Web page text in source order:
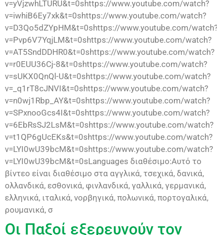
v=yVjzwhLTURU&t=0shttps://www.youtube.com/watch?
v=iwhiB6Ey7xk&t=0shttps://www.youtube.com/watch?
v=D3Qo5dZYpHM&t=0shttps://www.youtube.com/
v=Pvp6V7YqjLM&t=0shttps://www.youtube.com/watch?
v=AT5SndDDHR0&t=0shttps://www.youtube.com/watch?
v=r0EUU36Cj-8&t=0shttps://www.youtube.com/watch?
v=sUKX0QnQl-U&t=0shttps://www.youtube.com/watch?
v=_q1rT8cJNVI&t=0shttps://www.youtube.com/watch?
v=n0wj1Rbp_AY&t=0shttps://www.youtube.com/watch?
v=SPxnooGcs4I&t=0shttps://www.youtube.com/watch?
v=6EbRsSJ2LsM&t=0shttps://www.youtube.com/watch?
v=t1QP6gUcEKs&t=0shttps://www.youtube.com/watch?
v=LYI0wU39bcM&t=0shttps://www.youtube.com/watch?
v=LYI0wU39bcM&t=0sLanguages διαθέσιμο:Αυτό το
βίντεο είναι διαθέσιμο στα αγγλικά, τσεχικά, δανικά,
ολλανδικά, εσθονικά, φινλανδικά, γαλλικά, γερμανικά,
ελληνικά, ιταλικά, νορβηγικά, πολωνικά, πορτογαλικά,
ρουμανικά, σ
Οι Παξοί εξερευνούν τον